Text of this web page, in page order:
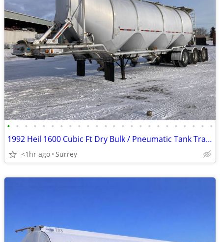
• • • • • • • • • • • • • • • • • • • • • • • •
1992 Heil 1600 Cubic Ft Dry Bulk / Pneumatic Tank Trailer
<1hr ago Surrey